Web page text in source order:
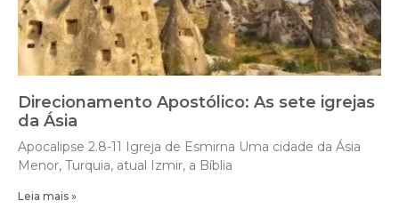
Direcionamento Apostólico: As sete igrejas
da Ásia
Apocalipse 2.8-11 Igreja de Esmirna Uma cidade da Ásia
Menor, Turquia, atual Izmir, a Bíblia
Leia mais »